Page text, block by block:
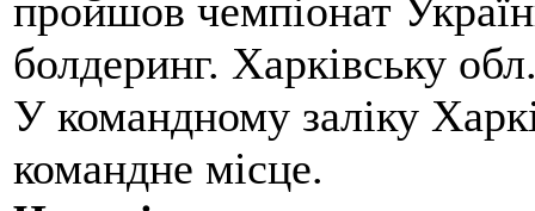
пройшов чемпіонат
болдеринг. Харківську
У командному заліку
командне місце.